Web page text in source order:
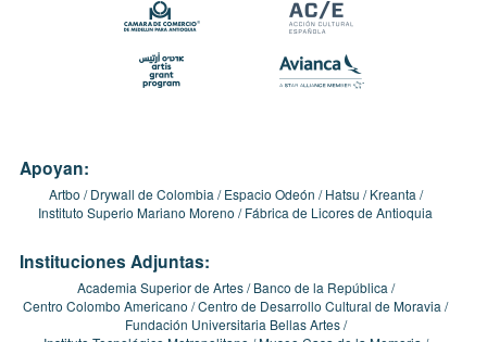
Apoyan:
Artbo Drywall de Colombia Espacio Odeón Hatsu
Kreanta
Instituto Superio Mariano Moreno
Fábrica de Licores de Antioquia
Instituciones Adjuntas:
Academia Superior de Artes
Banco de la República
Centro Colombo Americano Centro de Desarrollo Cultural de Moravia
Fundación Universitaria Bellas Artes